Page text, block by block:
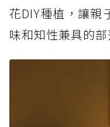
花DIY種植，讓親
味和知性兼具的部